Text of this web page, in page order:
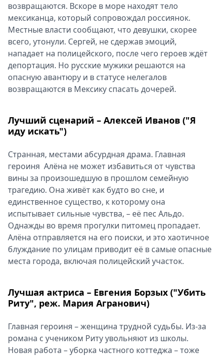
возвращаются. Вскоре в море находят тело
мексиканца, который сопровождал россиянок.
Местные власти сообщают, что девушки, скорее
всего, утонули. Сергей, не сдержав эмоций,
нападает на полицейского, после чего героев ждёт
депортация. Но русские мужики решаются на
опасную авантюру и в статусе нелегалов
возвращаются в Мексику спасать дочерей.
Лучший сценарий – Алексей Иванов ("Я
иду искать")
Странная, местами абсурдная драма. Главная
героиня Алёна не может избавиться от чувства
вины за произошедшую в прошлом семейную
трагедию. Она живёт как будто во сне, и
единственное существо, к которому она
испытывает сильные чувства, – её пес Альдо.
Однажды во время прогулки питомец пропадает.
Алёна отправляется на его поиски, и это хаотичное
блуждание по улицам приводит её в самые опасные
места города, включая полицейский участок.
Лучшая актриса – Евгения Борзых ("Убить
Риту", реж. Мария Агранович)
Главная героиня – женщина трудной судьбы. Из-за
романа с учеником Риту увольняют из школы.
Новая работа – уборка частного коттеджа – тоже